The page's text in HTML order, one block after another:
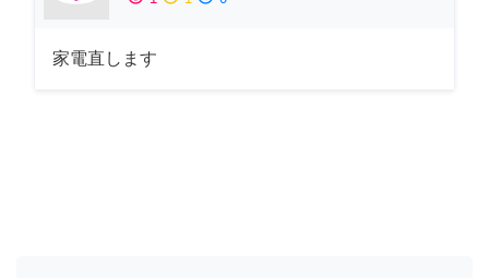
家電直します